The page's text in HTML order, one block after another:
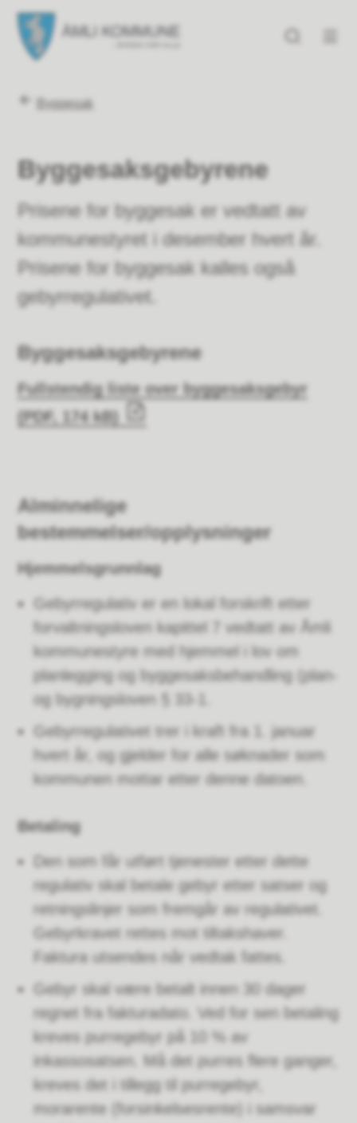
Åmli kommune
Du er her:
Byggesak
Byggesaksgebyrene
Prisene for byggesak er vedtatt av
kommunestyret i desember hvert år.
Prisene for byggesak kalles også
gebyrregulativet.
Byggesaksgebyrene
Fullstendig liste over byggesaksgebyr
(PDF, 174 kB)
Alminnelige
bestemmelser/opplysninger
Hjemmelsgrunnlag
Gebyrregulativ er en lokal forskrift etter
forvaltningsloven kapittel 7 vedtatt av Åmli
kommunestyre med hjemmel i lov om
planlegging og byggesaksbehandling (plan-
og bygningsloven § 33-1.
Gebyrregulativet trer i kraft fra 1. januar
hvert år, og gjelder for alle søknader som
kommunen mottar etter denne datoen.
Betaling
Den som får utført tjenester etter dette
regulativ skal betale gebyr etter satser og
retningslinjer som fremgår av regulativet.
Gebyrkravet rettes mot tiltakshaver.
Faktura utsendes når vedtak fattes.
Gebyr skal være betalt innen 30 dager
regnet fra fakturadato. Ved for sen betaling
kreves purregebyr på 10 % av
inkassosatsen. Må det purres flere ganger,
kreves det i tillegg til purregebyr,
morarente (forsinkelsesrente) i samsvar